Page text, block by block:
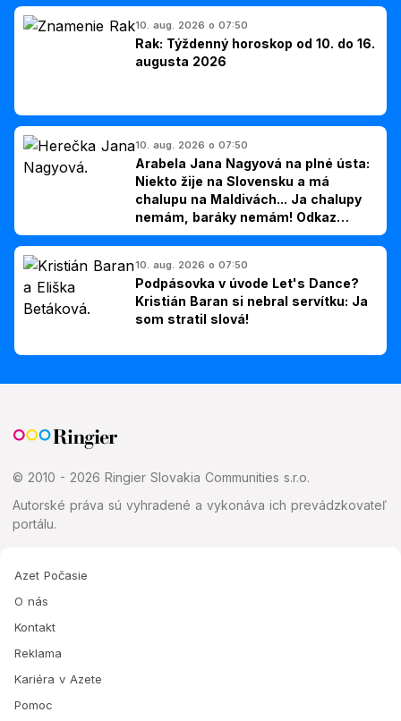
10. aug. 2026 o 07:50
Rak: Týždenný horoskop od 10. do 16.
augusta 2026
10. aug. 2026 o 07:50
Arabela Jana Nagyová na plné ústa:
Niekto žije na Slovensku a má
chalupu na Maldivách... Ja chalupy
nemám, baráky nemám! Odkaz
Slovákom
10. aug. 2026 o 07:50
Podpásovka v úvode Let's Dance?
Kristián Baran si nebral servítku: Ja
som stratil slová!
© 2010 - 2026 Ringier Slovakia Communities s.r.o.
Autorské práva sú vyhradené a vykonáva ich prevádzkovateľ
portálu.
Azet Počasie
O nás
Kontakt
Reklama
Kariéra v Azete
Pomoc